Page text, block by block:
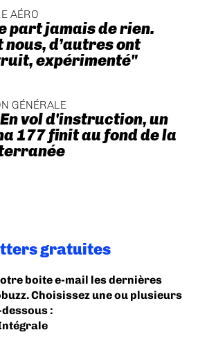
AÉRO
part jamais de rien.
nous, d’autres ont
expérimenté"
GÉNÉRALE
En vol d'instruction, un
177 finit au fond de la
gratuites
boite e-mail les dernières
Choisissez une ou plusieurs
: